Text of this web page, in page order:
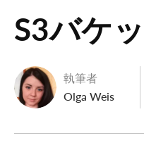
S3バケ
執筆者
Olga Weis